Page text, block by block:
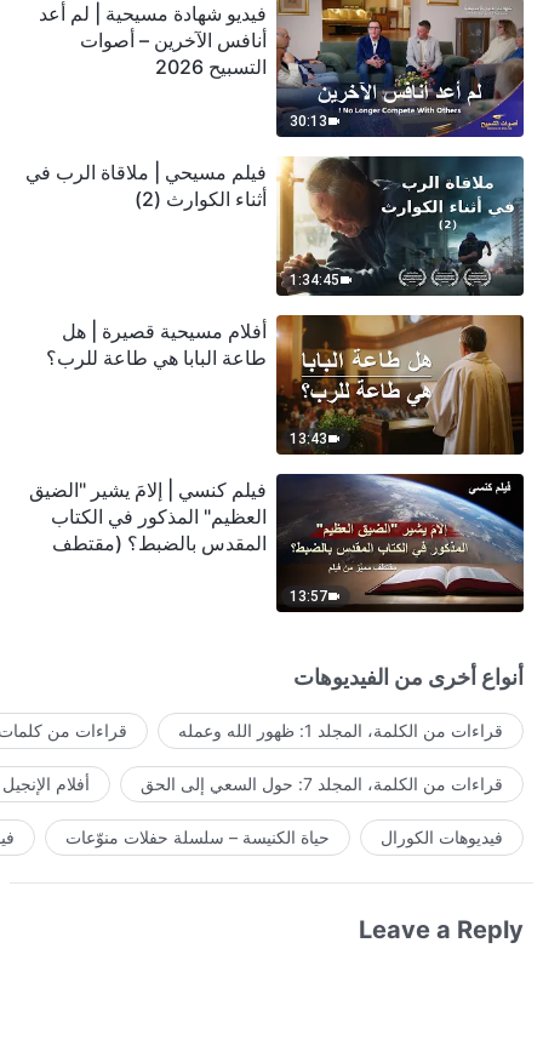
30:13
فيديو شهادة مسيحية | لم أعد
أنافس الآخرين – أصوات
التسبيح 2026
1:34:45
فيلم مسيحي | ملاقاة الرب في
أثناء الكوارث (2)
13:43
أفلام مسيحية قصيرة | هل
طاعة البابا هي طاعة للرب؟
13:57
فيلم كنسي | إلامَ يشير "الضيق
العظيم" المذكور في الكتاب
المقدس بالضبط؟ (مقتطف
أنواع أخرى من الفيديوهات
قراءات من الكلمة، المجلد 1: ظهور الله وعمله قراءات من كلمات
قراءات من الكلمة، المجلد 7: حول السعي إلى الحق أفلام الإنجيل
فيديوهات الكورال حياة الكنيسة – سلسلة حفلات منوّعات
Leave a Reply